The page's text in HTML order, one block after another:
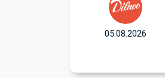
05.08.2026